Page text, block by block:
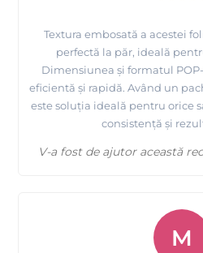
Textura embosată a acestei
perfectă la păr, ideală
Dimensiunea și formatul
eficientă și rapidă. Având un
este soluția ideală pentru orice
consistență și
V-a fost de ajutor această
M